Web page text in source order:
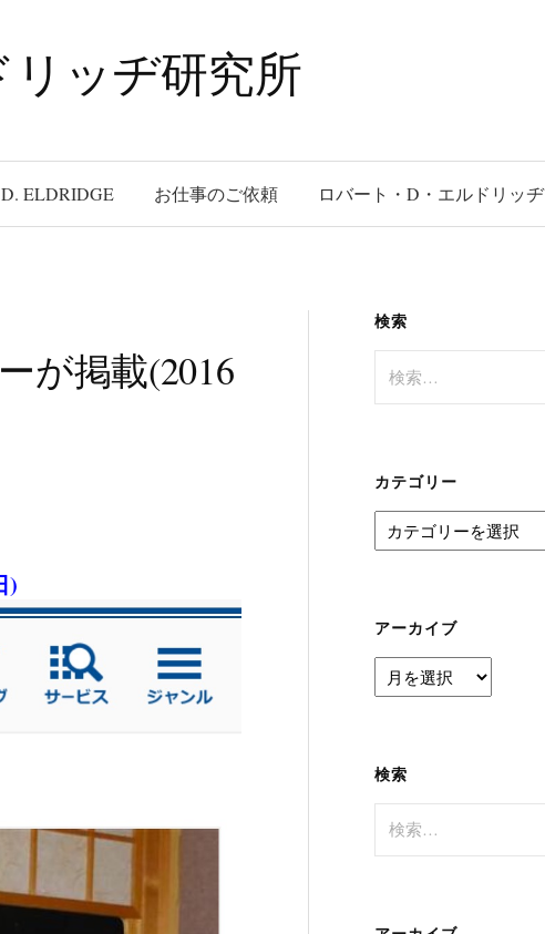
リッヂ研究所
ELDRIDGE お仕事のご依頼 ロバート・D・エルドリッヂ
が掲載(2016
)
検索
索:
カテゴリー
テ
ー
アーカイブ
ア
ー
ブ
検索
索: